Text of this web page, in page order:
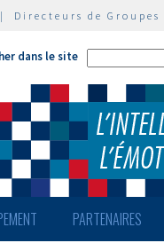
Directeurs de Groupes
dans le site
PARTENAIRES